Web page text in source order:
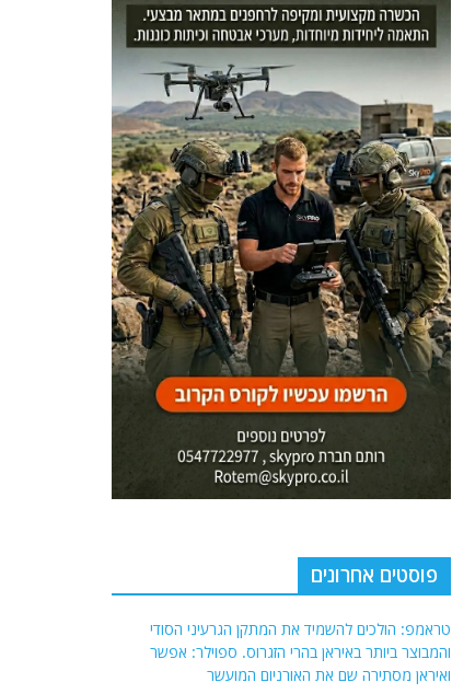
פוסטים אחרונים
טראמפ: הולכים להשמיד את המתקן הגרעיני הסודי
והמבוצר ביותר באיראן בהרי הזגרוס. ספוילר: אפשר
ואיראן מסתירה שם את האורניום המועשר
ראיונות מצולמים על ענייני דיומא בעולם הערבי עם האתר
"נציב.נט": ראיון מס' 48 אודות מטרה אסטרטגית
ששלחה מסר אמריקאי חריף לאיראן וכיצד מילטו את
הנשיא טראמפ מטורקיה לאחר איום על חייו
פרוטקשן ימי
אותות בשמי המזרח התיכון: רשתות החירום של פיקוד
המרכז האמריקני נפתחו בבת אחת. מי מאחורי החשיפה?
לקראת מהלך גדול ? צבא ארה"ב השמיש בשעות